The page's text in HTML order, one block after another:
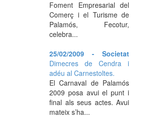
Foment Empresarial del
Comerç i el Turisme de
Palamós, Fecotur,
celebra...
25/02/2009 - Societat
Dimecres de Cendra i
adéu al Carnestoltes.
El Carnaval de Palamós
2009 posa avui el punt i
final als seus actes. Avui
mateix s’ha...